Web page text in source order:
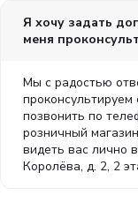
Я хочу задать
меня
Мы с радостью
позвонить по
розничный магазин
видеть вас лично
Королёва, д. 2, 2